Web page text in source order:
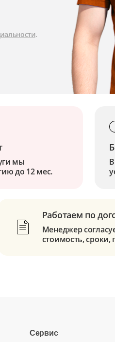
.
мы
до 12 мес.
Работаем по
Менеджер
стоимость, сроки,
Сервис